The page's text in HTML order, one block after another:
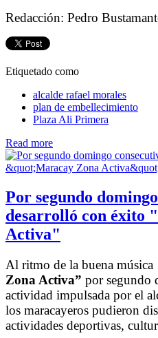
Redacción: Pedro
Etiquetado como
alcalde rafael morales
plan de embellecimiento
Plaza Ali Primera
Read more
Por segundo
desarrolló con éxito
Activa"
Al ritmo de la buena música
Zona Activa” por segundo
actividad impulsada por el
los maracayeros pudieron
actividades deportivas,